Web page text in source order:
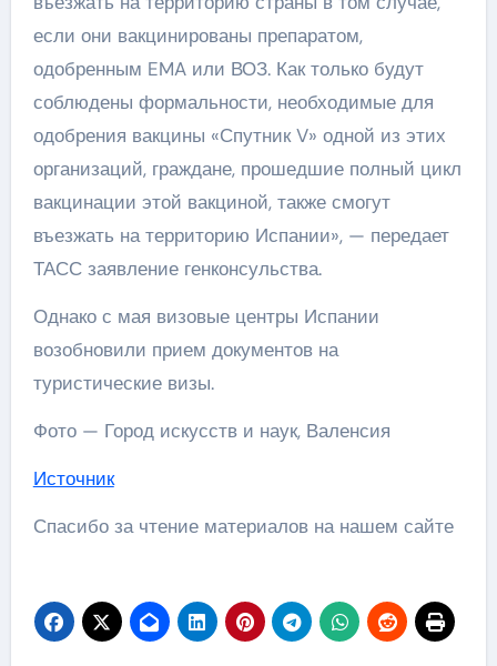
если они вакцинированы препаратом,
одобренным EMA или ВОЗ. Как только будут
соблюдены формальности, необходимые для
одобрения вакцины «Спутник V» одной из этих
организаций, граждане, прошедшие полный цикл
вакцинации этой вакциной, также смогут
въезжать на территорию Испании», — передает
ТАСС заявление генконсульства.
Однако с мая визовые центры Испании
возобновили прием документов на
туристические визы.
Фото — Город искусств и наук, Валенсия
Источник
Спасибо за чтение материалов на нашем сайте